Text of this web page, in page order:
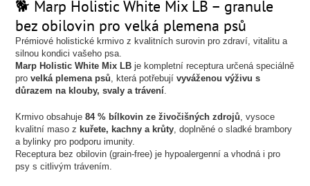
🐕 Marp Holistic White Mix LB – granule
bez obilovin pro velká plemena psů
Prémiové holistické krmivo z kvalitních surovin pro zdraví, vitalitu a
silnou kondici vašeho psa.
Marp Holistic White Mix LB je kompletní receptura určená speciálně
provelká plemena psů, která potřebujívyváženou výživu s
důrazem na klouby, svaly a trávení.
Krmivo obsahuje84 % bílkovin ze živočišných zdrojů, vysoce
kvalitní maso z kuřete, kachny a krůty, doplněné o sladké brambory
a bylinky pro podporu imunity.
Receptura bez obilovin (grain-free) je hypoalergenní a vhodná i pro
psy s citlivým trávením.